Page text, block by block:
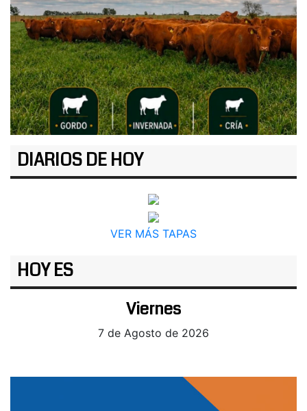
DIARIOS DE HOY
VER MÁS TAPAS
HOY ES
Viernes
7 de Agosto de 2026